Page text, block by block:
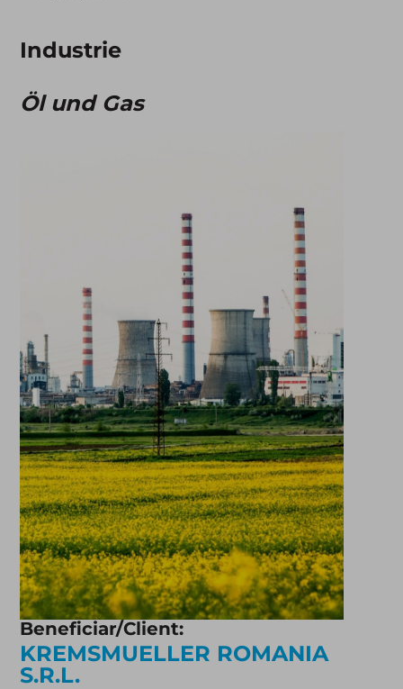
Industrie
Öl und Gas
Beneficiar/Client:
KREMSMUELLER ROMANIA
S.R.L.